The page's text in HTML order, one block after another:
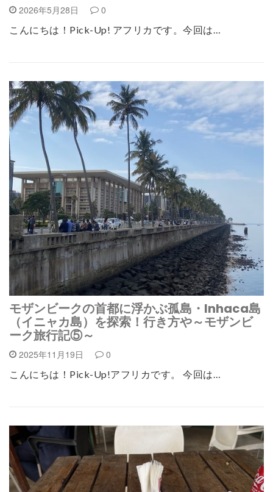
2026年5月28日 0
こんにちは！Pick-Up! アフリカです。今回は…
モザンビークの首都に浮かぶ孤島・Inhaca島
（イニャカ島）を探索！行き方や～モザンビ
ーク旅行記⑤～
2025年11月19日 0
こんにちは！Pick-Up!アフリカです。 今回は…